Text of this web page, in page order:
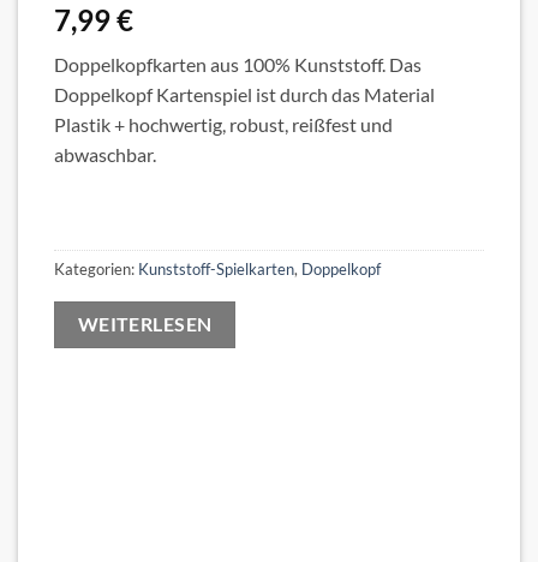
7,99€
Doppelkopfkarten aus 100% Kunststoff. Das
Doppelkopf Kartenspiel ist durch das Material
Plastik + hochwertig, robust, reißfest und
abwaschbar.
Kategorien: Kunststoff-Spielkarten, Doppelkopf
WEITERLESEN